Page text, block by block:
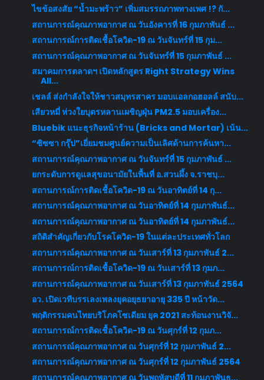
ไขข้อสงสัย “น้ำมะพร้าว” เพิ่มสมรรถภาพทางเพศ !? กั...
สถานการณ์คุณภาพอากาศ ณ วันอังคารที่ 16 กุมภาพันธ์ ...
สถานการณ์การติดเชื้อโควิด-19 ณ วันจันทร์ที่ 15 กุม...
สถานการณ์คุณภาพอากาศ ณ วันจันทร์ที่ 15 กุมภาพันธ์ ...
สมาคมการตลาดฯ เปิดหลักสูตร Right Strategy Wins
All...
เชลล์ ส่งกำลังใจให้ชาวสมุทรสาคร มอบแอลกอฮอลล์ สนับ...
เสียวหมี่ ห่วงใยบุตรหลานเผชิญฝุ่น PM2.5 มอบเครื่อง...
Bluebik แนะธุรกิจหน้าร้าน (Bricks and Mortar) เน้น...
“ซิซซา กรุ๊ป”เยี่ยมชมศูนย์ความเป็นเลิศด้านการค้นหา...
สถานการณ์คุณภาพอากาศ ณ วันจันทร์ที่ 15 กุมภาพันธ์ ...
ยกระดับการดูแลสุขอนามัยในพื้นที่ อ.สวนผึ้ง จ.ราชบุ...
สถานการณ์การติดเชื้อโควิด-19 ณ วันอาทิตย์ที่ 14 กุ...
สถานการณ์คุณภาพอากาศ ณ วันอาทิตย์ที่ 14 กุมภาพันธ์...
สถานการณ์คุณภาพอากาศ ณ วันอาทิตย์ที่ 14 กุมภาพันธ์...
สถิติสำคัญเกี่ยวกับโรคโควิด-19 ในแต่ละประเทศทั่วโลก
สถานการณ์คุณภาพอากาศ ณ วันเสาร์ที่ 13 กุมภาพันธ์ 2...
สถานการณ์การติดเชื้อโควิด-19 ณ วันเสาร์ที่ 13 กุมภ...
สถานการณ์คุณภาพอากาศ ณ วันเสาร์ที่ 13 กุมภาพันธ์ 2564
อว. เปิดเวทีบรรเลงเพลงยุคอยุธยาอายุ 335 ปี หน้าวัด...
พฤติกรรมคนไทยบริโภคโซเดียม ยุค 2021 สะท้อนงานวิจั...
สถานการณ์การติดเชื้อโควิด-19 ณ วันศุกร์ที่ 12 กุมภ...
สถานการณ์คุณภาพอากาศ ณ วันศุกร์ที่ 12 กุมภาพันธ์ 2...
สถานการณ์คุณภาพอากาศ ณ วันศุกร์ที่ 12 กุมภาพันธ์ 2564
สถานการณ์คุณภาพอากาศ ณ วันพฤหัสบดีที่ 11 กุมภาพันธ...